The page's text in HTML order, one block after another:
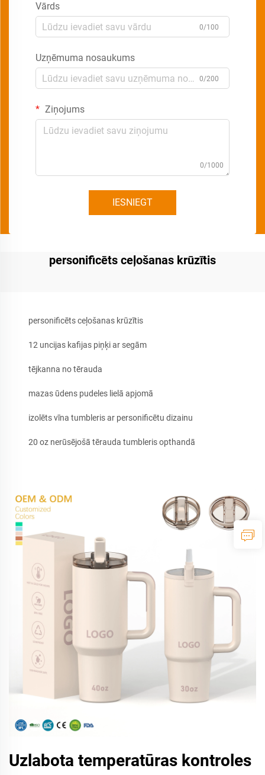
Vārds
0/100
Uzņēmuma nosaukums
0/200
Ziņojums
0/1000
IESNIEGT
personificēts ceļošanas krūzītis
personificēts ceļošanas krūzītis
12 uncijas kafijas piņķi ar segām
tējkanna no tērauda
mazas ūdens pudeles lielā apjomā
izolēts vīna tumbleris ar personificētu dizainu
20 oz nerūsējošā tērauda tumbleris opthandā
Uzlabota temperatūras kontroles